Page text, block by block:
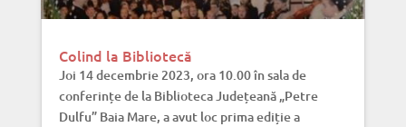
Colind la Bibliotecă
Joi 14 decembrie 2023, ora 10.00 în sala de
conferințe de la Biblioteca Județeană „Petre
Dulfu” Baia Mare, a avut loc prima ediție a